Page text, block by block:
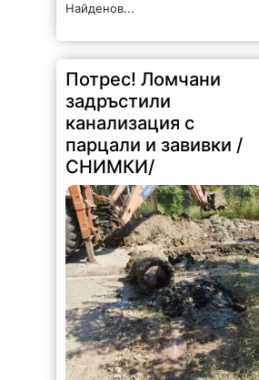
Найденов...
Потрес! Ломчани
задръстили
канализация с
парцали и завивки /
СНИМКИ/